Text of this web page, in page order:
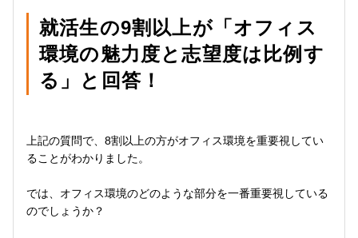
就活生の9割以上が「オフィス
環境の魅力度と志望度は比例す
る」と回答！
上記の質問で、8割以上の方がオフィス環境を重要視してい
ることがわかりました。
では、オフィス環境のどのような部分を一番重要視している
のでしょうか？